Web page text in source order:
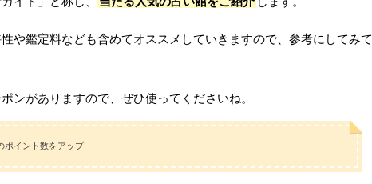
や鑑定料なども含めてオススメしていきますので、参考にしてみて
ンがありますので、ぜひ使ってくださいね。
ポイント数をアップ